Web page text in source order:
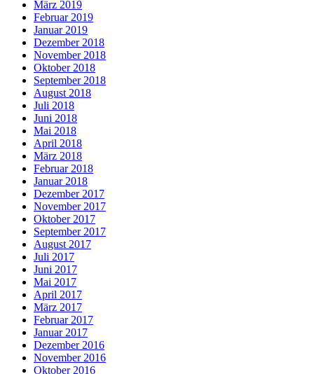
März 2019
Februar 2019
Januar 2019
Dezember 2018
November 2018
Oktober 2018
September 2018
August 2018
Juli 2018
Juni 2018
Mai 2018
April 2018
März 2018
Februar 2018
Januar 2018
Dezember 2017
November 2017
Oktober 2017
September 2017
August 2017
Juli 2017
Juni 2017
Mai 2017
April 2017
März 2017
Februar 2017
Januar 2017
Dezember 2016
November 2016
Oktober 2016